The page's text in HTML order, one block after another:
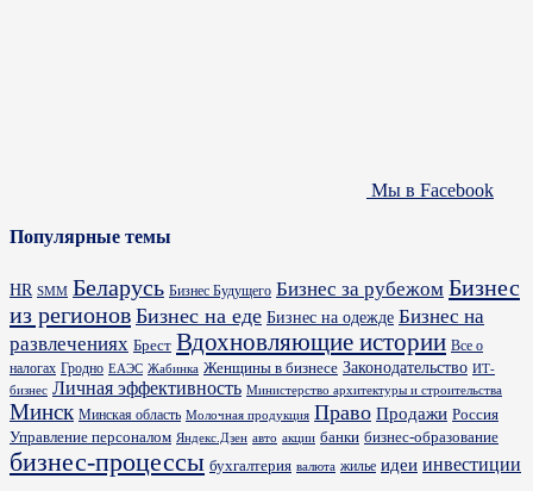
Мы в Facebook
Популярные темы
HR SMM Беларусь Бизнес Будущего Бизнес за рубежом Бизнес
из регионов Бизнес на еде Бизнес на одежде Бизнес на
развлечениях Брест Вдохновляющие истории Все о
налогах Гродно ЕАЭС Жабинка Женщины в бизнесе Законодательство ИТ-
бизнес Личная эффективность Министерство архитектуры и строительства
Минск Минская область Молочная продукция Право Продажи Россия
Управление персоналом Яндекс.Дзен авто акции банки бизнес-образование
бизнес-процессы бухгалтерия валюта жилье идеи инвестиции